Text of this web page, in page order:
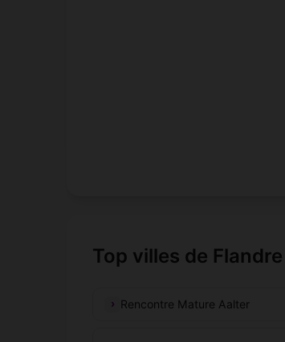
Top villes de
Rencontre Mature Aalter